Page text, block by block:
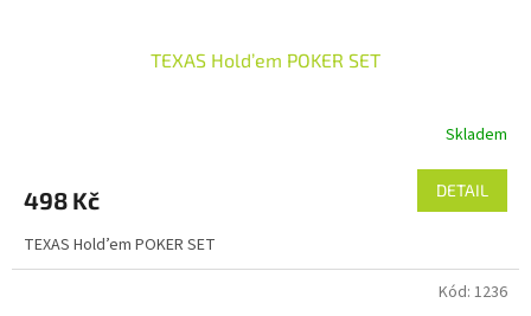
TEXAS Hold’em POKER SET
Skladem
498 Kč DETAIL
TEXAS Hold’em POKER SET
Kód: 1236